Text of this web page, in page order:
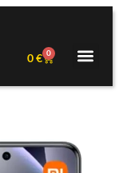
0€ 0